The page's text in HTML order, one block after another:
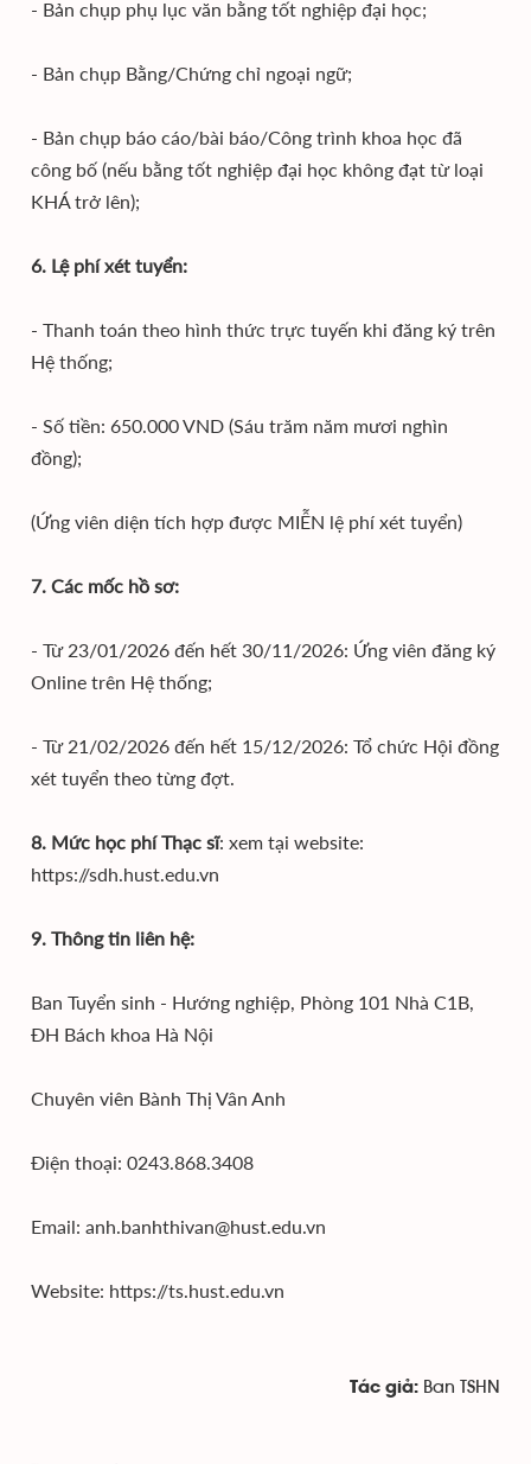
- Bản chụp phụ lục văn bằng tốt nghiệp đại học;
- Bản chụp Bằng/Chứng chỉ ngoại ngữ;
- Bản chụp báo cáo/bài báo/Công trình khoa học đã
công bố (nếu bằng tốt nghiệp đại học không đạt từ loại
KHÁ trở lên);
6. Lệ phí xét tuyển:
- Thanh toán theo hình thức trực tuyến khi đăng ký trên
Hệ thống;
- Số tiền: 650.000 VND (Sáu trăm năm mươi nghìn
đồng);
(Ứng viên diện tích hợp được MIỄN lệ phí xét tuyển)
7. Các mốc hồ sơ:
- Từ 23/01/2026 đến hết 30/11/2026: Ứng viên đăng ký
Online trên Hệ thống;
- Từ 21/02/2026 đến hết 15/12/2026: Tổ chức Hội đồng
xét tuyển theo từng đợt.
8. Mức học phí Thạc sĩ: xem tại website:
https://sdh.hust.edu.vn
9. Thông tin liên hệ:
Ban Tuyển sinh - Hướng nghiệp, Phòng 101 Nhà C1B,
ĐH Bách khoa Hà Nội
Chuyên viên Bành Thị Vân Anh
Điện thoại: 0243.868.3408
Email: anh.banhthivan@hust.edu.vn
Website: https://ts.hust.edu.vn
Tác giả: Ban TSHN